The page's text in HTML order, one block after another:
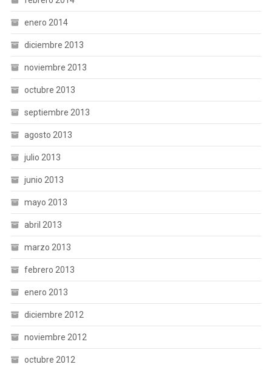
enero 2014
diciembre 2013
noviembre 2013
octubre 2013
septiembre 2013
agosto 2013
julio 2013
junio 2013
mayo 2013
abril 2013
marzo 2013
febrero 2013
enero 2013
diciembre 2012
noviembre 2012
octubre 2012